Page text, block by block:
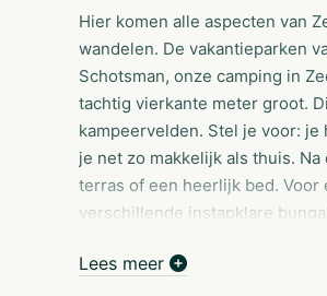
Hier komen alle aspecten van
wandelen. De vakantieparken
Schotsman, onze camping in
tachtig vierkante meter groot.
kampeervelden. Stel je voor:
je net zo makkelijk als thuis.
terras of een heerlijk bed.
verschillende instapklare
Kamperen in Zeeland:
Lees meer